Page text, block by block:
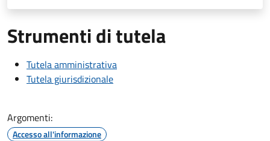
Strumenti di tutela
Tutela amministrativa
Tutela giurisdizionale
Argomenti:
Accesso all'informazione